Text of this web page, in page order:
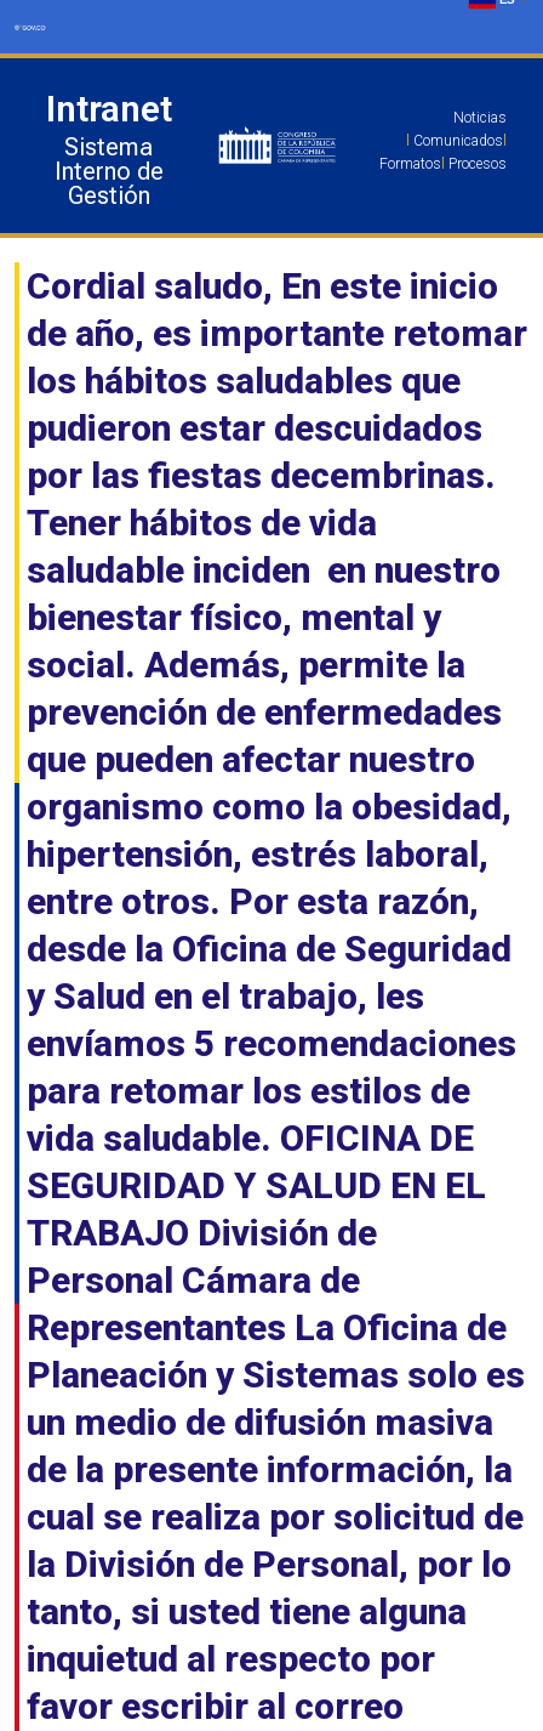
Intranet
Sistema
Interno de
Gestión
Noticias
Comunicados
Formatos Procesos
Cordial saludo, En este inicio
de año, es importante retomar
los hábitos saludables que
pudieron estar descuidados
por las fiestas decembrinas.
Tener hábitos de vida
saludable inciden en nuestro
bienestar físico, mental y
social. Además, permite la
prevención de enfermedades
que pueden afectar nuestro
organismo como la obesidad,
hipertensión, estrés laboral,
entre otros. Por esta razón,
desde la Oficina de Seguridad
y Salud en el trabajo, les
envíamos 5 recomendaciones
para retomar los estilos de
vida saludable. OFICINA DE
SEGURIDAD Y SALUD EN EL
TRABAJO División de
Personal Cámara de
Representantes La Oficina de
Planeación y Sistemas solo es
un medio de difusión masiva
de la presente información, la
cual se realiza por solicitud de
la División de Personal, por lo
tanto, si usted tiene alguna
inquietud al respecto por
favor escribir al correo